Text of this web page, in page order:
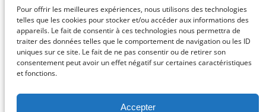
Pour offrir les meilleures expériences, nous utilisons des technologies
telles que les cookies pour stocker et/ou accéder aux informations des
appareils. Le fait de consentir à ces technologies nous permettra de
traiter des données telles que le comportement de navigation ou les ID
uniques sur ce site. Le fait de ne pas consentir ou de retirer son
consentement peut avoir un effet négatif sur certaines caractéristiques
et fonctions.
Accepter
Mercredi de 10h à 12h.
facebook